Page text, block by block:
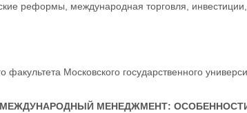
реформы, международная торговля,
факультета Московского государственного
МЕНЕДЖМЕНТ: